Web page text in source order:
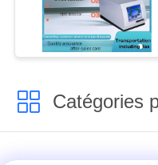
Catégories